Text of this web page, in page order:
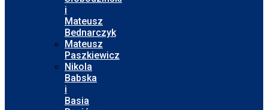
i
Mateusz
Bednarczyk
Mateusz
Paszkiewicz
Nikola
Babska
i
Basia